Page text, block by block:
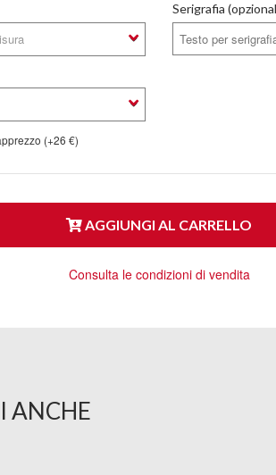
Serigrafia
(+26 €)
AGGIUNGI AL CARRELLO
Consulta le condizioni di vendita
ANCHE